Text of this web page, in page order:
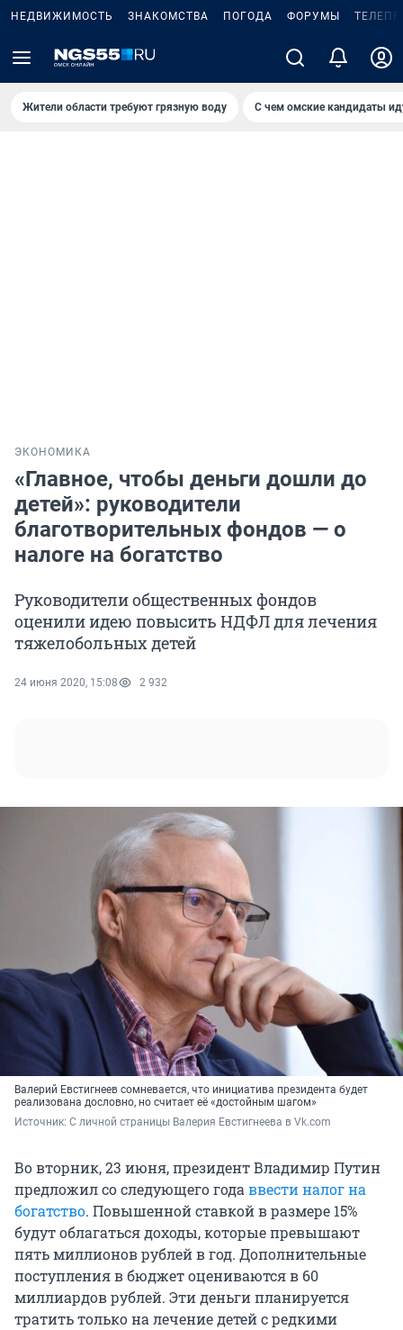
НЕДВИЖИМОСТЬ ЗНАКОМСТВА ПОГОДА ФОРУМЫ
Жители области требуют грязную воду С чем омские кандидаты
ЭКОНОМИКА
«Главное, чтобы деньги дошли до
детей»: руководители
благотворительных фондов — о
налоге на богатство
Руководители общественных фондов
оценили идею повысить НДФЛ для лечения
тяжелобольных детей
24 июня 2020, 15:08 2 932
Валерий Евстигнеев сомневается, что инициатива президента будет
реализована дословно, но считает её «достойным шагом»
Источник: С личной страницы Валерия Евстигнеева в Vk.com
Во вторник, 23 июня, президент Владимир Путин
предложил со следующего годаввести налог на
богатство. Повышенной ставкой в размере 15%
будут облагаться доходы, которые превышают
пять миллионов рублей в год. Дополнительные
поступления в бюджет оцениваются в 60
миллиардов рублей. Эти деньги планируется
тратить только на лечение детей с редкими